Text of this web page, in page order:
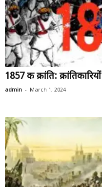
1857 की क्रांति:
admin - March 1, 2024